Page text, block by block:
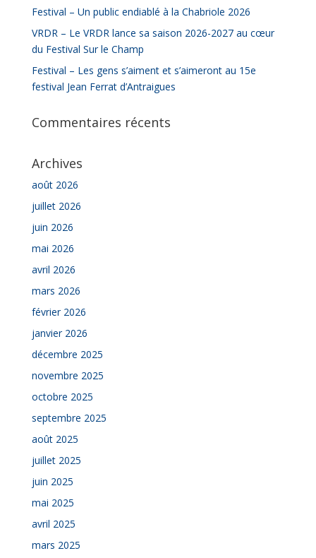
Festival – Un public endiablé à la Chabriole 2026
VRDR – Le VRDR lance sa saison 2026-2027 au cœur
du Festival Sur le Champ
Festival – Les gens s’aiment et s’aimeront au 15e
festival Jean Ferrat d’Antraigues
Commentaires récents
Archives
août 2026
juillet 2026
juin 2026
mai 2026
avril 2026
mars 2026
février 2026
janvier 2026
décembre 2025
novembre 2025
octobre 2025
septembre 2025
août 2025
juillet 2025
juin 2025
mai 2025
avril 2025
mars 2025